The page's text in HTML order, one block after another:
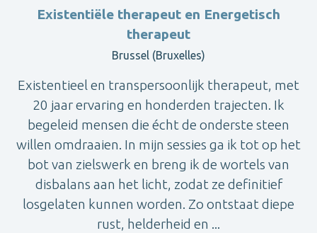
Existentiële therapeut en Energetisch
therapeut
Brussel (Bruxelles)
Existentieel en transpersoonlijk therapeut, met
20 jaar ervaring en honderden trajecten. Ik
begeleid mensen die écht de onderste steen
willen omdraaien. In mijn sessies ga ik tot op het
bot van zielswerk en breng ik de wortels van
disbalans aan het licht, zodat ze definitief
losgelaten kunnen worden. Zo ontstaat diepe
rust, helderheid en ...